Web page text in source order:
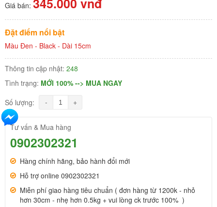
Giá bán:
Đặt điểm nổi bật
Màu Đen - Black - Dài 15cm
Thông tin cập nhật: 248
Tình trạng: MỚI 100% --> MUA NGAY
Số lượng:
- +
Tư vấn & Mua hàng
0902302321
Hàng chính hãng, bảo hành đổi mới
Hỗ trợ online 0902302321
Miễn phí giao hàng tiêu chuẩn ( đơn hàng từ 1200k - nhỏ
hơn 30cm - nhẹ hơn 0.5kg + vui lòng ck trước 100% )